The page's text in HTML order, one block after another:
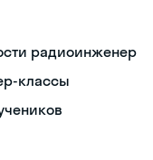
радиоинженер
классы